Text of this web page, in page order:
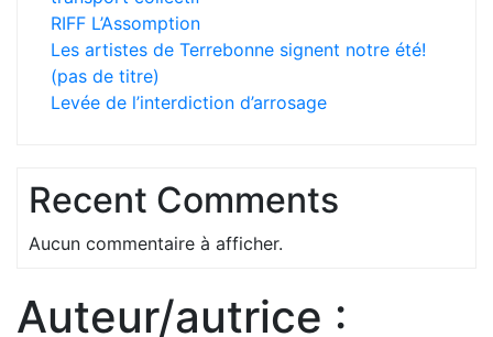
RIFF L’Assomption
Les artistes de Terrebonne signent notre été!
(pas de titre)
Levée de l’interdiction d’arrosage
Recent Comments
Aucun commentaire à afficher.
Auteur/autrice :